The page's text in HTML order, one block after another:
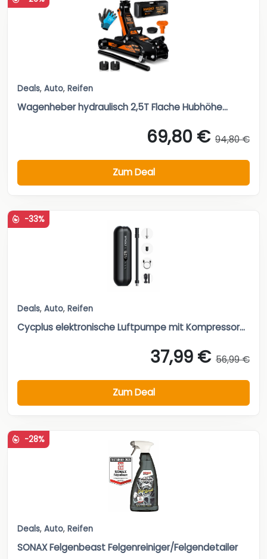
Deals, Auto, Reifen
Wagenheber hydraulisch 2,5T Flache Hubhöhe...
69,80 € 94,80 €
Zum Deal
-33%
Deals, Auto, Reifen
Cycplus elektronische Luftpumpe mit Kompressor...
37,99 € 56,99 €
Zum Deal
-28%
Deals, Auto, Reifen
SONAX Felgenbeast Felgenreiniger/Felgendetailer